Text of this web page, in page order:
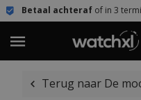
of in 3 termijnen Klarna + ln3
Terug naar De